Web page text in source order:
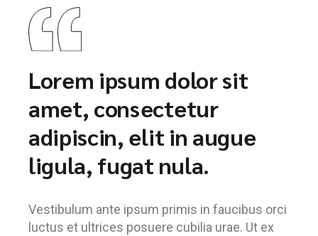
Lorem ipsum dolor sit
amet, consectetur
adipiscin, elit in augue
ligula, fugat nula.
Vestibulum ante ipsum primis in faucibus orci
luctus et ultrices posuere cubilia urae. Ut ex